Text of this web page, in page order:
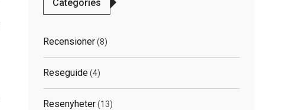
Categories
Recensioner(8)
Reseguide(4)
Resenyheter(13)